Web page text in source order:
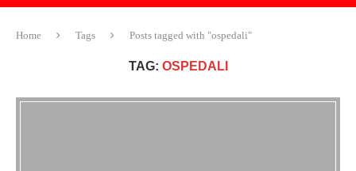
Home Tags Posts tagged with "ospedali"
TAG: OSPEDALI